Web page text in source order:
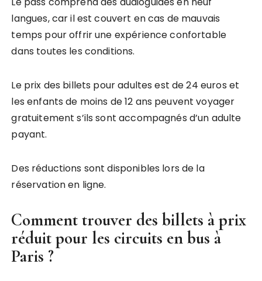
langues, car il est couvert en cas de mauvais
temps pour offrir une expérience confortable
dans toutes les conditions.
Le prix des billets pour adultes est de 24 euros et
les enfants de moins de 12 ans peuvent voyager
gratuitement s’ils sont accompagnés d’un adulte
payant.
Des réductions sont disponibles lors de la
réservation en ligne.
Comment trouver des billets à prix
réduit pour les circuits en bus à
Paris ?